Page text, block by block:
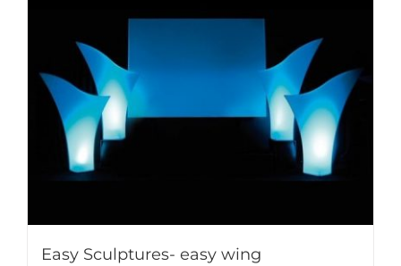
Easy Sculptures- easy wing